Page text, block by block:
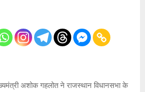
अशोक गहलोत ने राजस्थान विधानसभा के